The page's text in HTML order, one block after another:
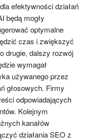
efektywności działań
będą mogły
optymalne
czas i zwiększyć
drugie, dalszy rozwój
wymagał
używanego przez
głosowych. Firmy
odpowiadających
Kolejnym
kanałów
działania SEO z